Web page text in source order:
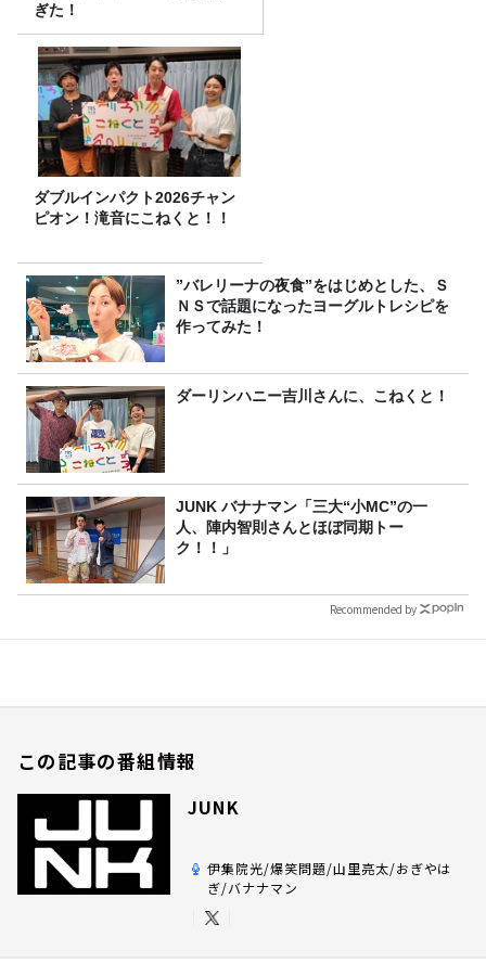
ぎた！
ダブルインパクト2026チャン
ピオン！滝音にこねくと！！
”バレリーナの夜食”をはじめとした、Ｓ
ＮＳで話題になったヨーグルトレシピを
作ってみた！
ダーリンハニー吉川さんに、こねくと！
JUNK バナナマン「三大“小MC”の一
人、陣内智則さんとほぼ同期トー
ク！！」
Recommended by
この記事の番組情報
JUNK
伊集院光/爆笑問題/山里亮太/おぎやは
ぎ/バナナマン